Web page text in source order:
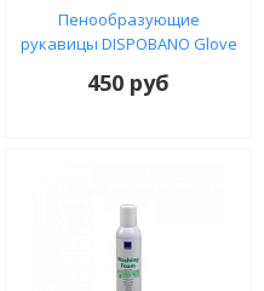
Пенообразующие
рукавицы DISPOBANO Glove
450 руб